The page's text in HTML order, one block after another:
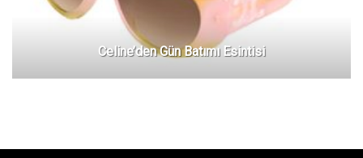
Celine’den Gün Batımı Esintisi